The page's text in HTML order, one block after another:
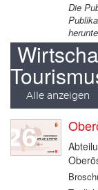
Die
Alle anzeigen